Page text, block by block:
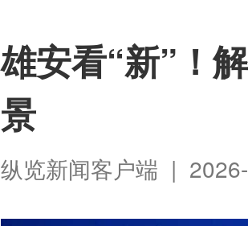
雄安看“新”！
景
纵览新闻客户端 |